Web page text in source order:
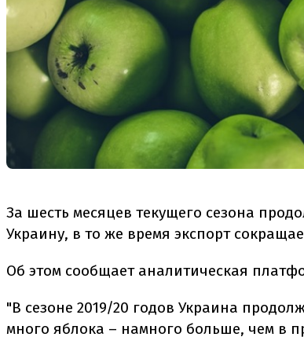
За шесть месяцев текущего сезона
Украину, в то же время экспорт
Об этом сообщает аналитическая
"В сезоне 2019/20 годов Украина
много яблока – намного больше, чем в